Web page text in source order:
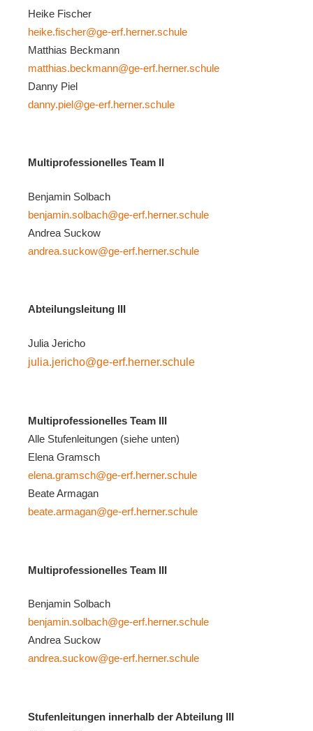
Heike Fischer
heike.fischer@ge-erf.herner.schule
Matthias Beckmann
matthias.beckmann@ge-erf.herner.schule
Danny Piel
danny.piel@ge-erf.herner.schule
Multiprofessionelles Team II
Benjamin Solbach
benjamin.solbach@ge-erf.herner.schule
Andrea Suckow
andrea.suckow@ge-erf.herner.schule
Abteilungsleitung III
Julia Jericho
julia.jericho@ge-erf.herner.schule
Multiprofessionelles Team III
Alle Stufenleitungen (siehe unten)
Elena Gramsch
elena.gramsch@ge-erf.herner.schule
Beate Armagan
beate.armagan@ge-erf.herner.schule
Multiprofessionelles Team III
Benjamin Solbach
benjamin.solbach@ge-erf.herner.schule
Andrea Suckow
andrea.suckow@ge-erf.herner.schule
Stufenleitungen innerhalb der Abteilung III